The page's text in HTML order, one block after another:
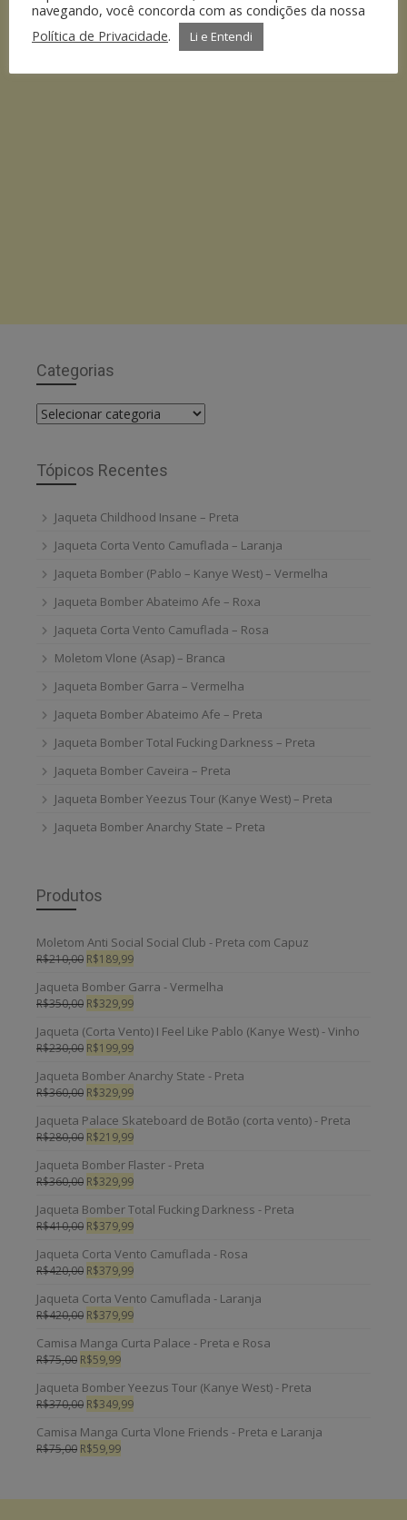
Categorias
Categorias
Tópicos Recentes
Jaqueta Childhood Insane – Preta
Jaqueta Corta Vento Camuflada – Laranja
Jaqueta Bomber (Pablo – Kanye West) – Vermelha
Jaqueta Bomber Abateimo Afe – Roxa
Jaqueta Corta Vento Camuflada – Rosa
Moletom Vlone (Asap) – Branca
Jaqueta Bomber Garra – Vermelha
Jaqueta Bomber Abateimo Afe – Preta
Jaqueta Bomber Total Fucking Darkness – Preta
Jaqueta Bomber Caveira – Preta
Jaqueta Bomber Yeezus Tour (Kanye West) – Preta
Jaqueta Bomber Anarchy State – Preta
Produtos
Moletom Anti Social Social Club - Preta com Capuz
R$210,00 R$189,99
Jaqueta Bomber Garra - Vermelha
R$350,00 R$329,99
Jaqueta (Corta Vento) I Feel Like Pablo (Kanye West) - Vinho
R$230,00 R$199,99
Jaqueta Bomber Anarchy State - Preta
R$360,00 R$329,99
Jaqueta Palace Skateboard de Botão (corta vento) - Preta
R$280,00 R$219,99
Jaqueta Bomber Flaster - Preta
R$360,00 R$329,99
Jaqueta Bomber Total Fucking Darkness - Preta
R$410,00 R$379,99
Jaqueta Corta Vento Camuflada - Rosa
R$420,00 R$379,99
Jaqueta Corta Vento Camuflada - Laranja
R$420,00 R$379,99
Camisa Manga Curta Palace - Preta e Rosa
R$75,00 R$59,99
Jaqueta Bomber Yeezus Tour (Kanye West) - Preta
R$370,00 R$349,99
Camisa Manga Curta Vlone Friends - Preta e Laranja
R$75,00 R$59,99
navegando, você concorda com as condições da nossa
Política de Privacidade. Li e Entendi